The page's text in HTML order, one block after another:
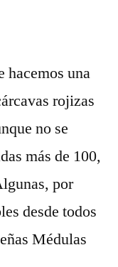
hacemos una
rojizas
no se
más de 100,
por
desde todos
Médulas